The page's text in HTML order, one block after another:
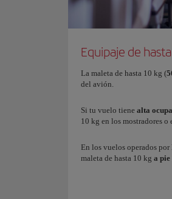
Equipaje de
La maleta de hasta 10 kg (
del avión.
Si tu vuelo tiene alta
10 kg en los mostradores o
En los vuelos operados por
maleta de hasta 10 kg a pie